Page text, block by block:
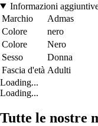
Informazioni
Marchio
Admas
Colore
nero
Colore
Nero
Sesso
Donna
Fascia d'età Adulti
Loading...
Loading...
Tutte le nostre